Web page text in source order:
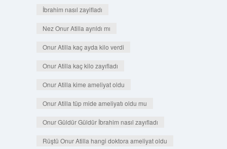
İbrahim nasıl zayifladı
Nez Onur Atilla ayrıldı mı
Onur Atilla kaç ayda kilo verdi
Onur Atilla kaç kilo zayıfladı
Onur Atilla kime ameliyat oldu
Onur Atilla tüp mide ameliyatı oldu mu
Onur Güldür Güldür İbrahim nasıl zayıfladı
Rüştü Onur Atilla hangi doktora ameliyat oldu